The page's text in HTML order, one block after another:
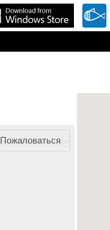
Пожаловаться